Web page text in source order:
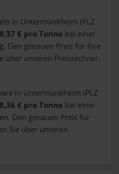
in Untermünkheim (PLZ
€ pro Tonne bei einer
Den genauen Preis für Ihre
über unseren Preisrechner.
in Untermünkheim (PLZ
€ pro Tonne bei einer
Den genauen Preis für
Sie über unseren